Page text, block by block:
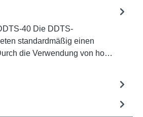
40 Die DDTS-
standardmäßig einen
die Verwendung von ho…